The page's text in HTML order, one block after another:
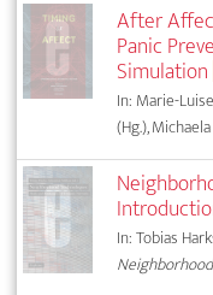
After
Panic
Simulation
In: Marie-
(Hg.),
In: Tobias